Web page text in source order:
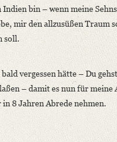
bin – wenn meine
mir den allzusüßen Traum
soll.
vergessen hätte – Du
– damit es nun für
8 Jahren Abrede nehmen.